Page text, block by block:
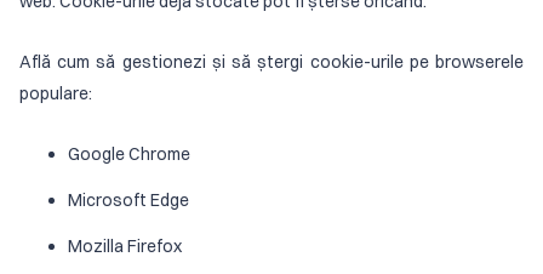
Află cum să gestionezi și să ștergi cookie-urile pe browserele
populare:
Google Chrome
Microsoft Edge
Mozilla Firefox